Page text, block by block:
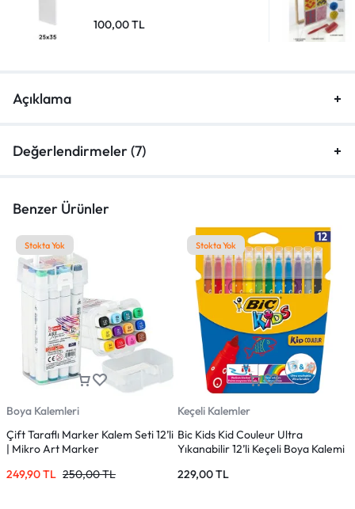
100,00TL
Açıklama
Değerlendirmeler (7)
Benzer Ürünler
Stokta Yok
Boya Kalemleri
Çift Taraflı Marker Kalem Seti 12’li
| Mikro Art Marker
249,90TL 250,00TL
Stokta Yok
Keçeli Kalemler
Bic Kids Kid Couleur Ultra
Yıkanabilir 12’li Keçeli Boya Kalemi
229,00TL